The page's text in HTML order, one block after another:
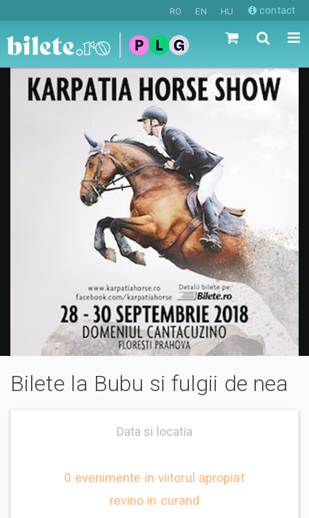
RO EN HU contact
Bilete la Bubu si fulgii de nea
Data si locatia
0 evenimente in viitorul apropiat
revino in curand